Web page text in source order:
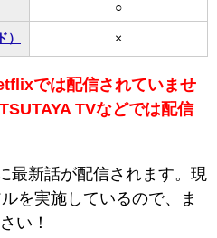
○
×
では配信されていませ
TVなどでは配信
最新話が配信されます。現
を実施しているので、ま
い！